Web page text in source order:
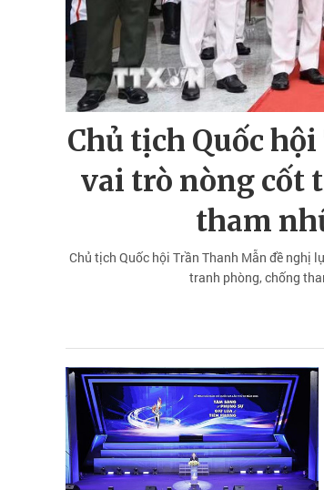
Chủ tịch Quốc
vai trò nòng cốt
tham
Chủ tịch Quốc hội Trần Thanh Mẫn đề nghị
tranh phòng, chống